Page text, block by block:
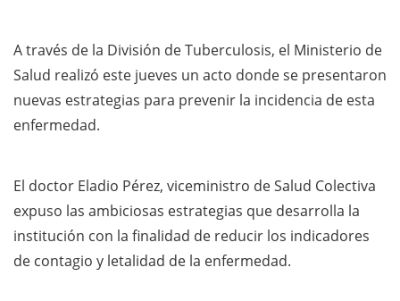
A través de la División de Tuberculosis, el Ministerio de
Salud realizó este jueves un acto donde se presentaron
nuevas estrategias para prevenir la incidencia de esta
enfermedad.
El doctor Eladio Pérez, viceministro de Salud Colectiva
expuso las ambiciosas estrategias que desarrolla la
institución con la finalidad de reducir los indicadores
de contagio y letalidad de la enfermedad.